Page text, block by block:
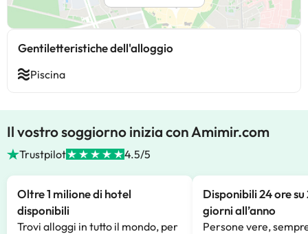
Gentiletteristiche dell'alloggio
Piscina
Il vostro soggiorno inizia con Amimir.com
Trustpilot 4.5/5
Oltre 1 milione di hotel
disponibili
Trovi alloggi in tutto il mondo, per
Disponibili 24 ore su
giorni all’anno
Persone vere,